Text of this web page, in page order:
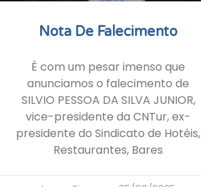
Nota De Falecimento
É com um pesar imenso que
anunciamos o falecimento de
SILVIO PESSOA DA SILVA JUNIOR,
vice-presidente da CNTur, ex-
presidente do Sindicato de Hotéis,
Restaurantes, Bares